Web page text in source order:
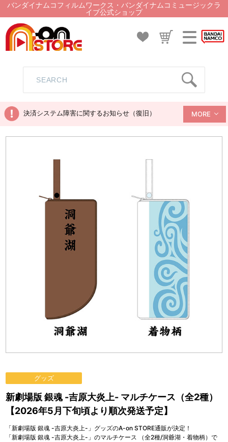
バンダイナムコフィルムワークス・バンダイナムコミュージックラ
イブ公式ショップ
決済システム障害に関するお知らせ（復旧） MORE
グッズ
新劇場版 銀魂 -吉原大炎上- マルチケース（全2種）
【2026年5月下旬頃より順次発送予定】
「新劇場版 銀魂 -吉原大炎上-」グッズのA-on STORE通販が決定！
「新劇場版 銀魂 -吉原大炎上-」のマルチケース （全2種/洞爺湖・着物柄）で